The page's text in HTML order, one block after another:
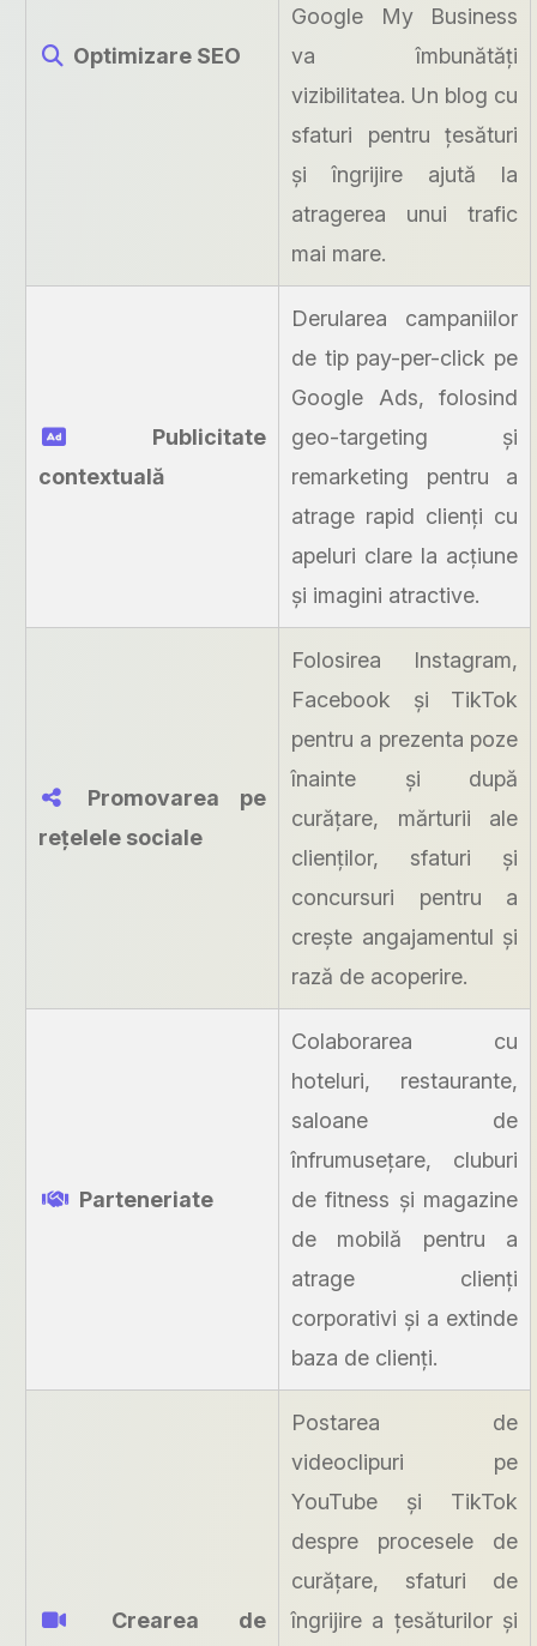
Optimizare SEO
Google My Business
va îmbunătăți
vizibilitatea. Un blog cu
sfaturi pentru țesături
și îngrijire ajută la
atragerea unui trafic
mai mare.
Publicitate
contextuală
Derularea campaniilor
de tip pay-per-click pe
Google Ads, folosind
geo-targeting și
remarketing pentru a
atrage rapid clienți cu
apeluri clare la acțiune
și imagini atractive.
Promovarea pe
rețelele sociale
Folosirea Instagram,
Facebook și TikTok
pentru a prezenta poze
înainte și după
curățare, mărturii ale
clienților, sfaturi și
concursuri pentru a
crește angajamentul și
rază de acoperire.
Parteneriate
Colaborarea cu
hoteluri, restaurante,
saloane de
înfrumusețare, cluburi
de fitness și magazine
de mobilă pentru a
atrage clienți
corporativi și a extinde
baza de clienți.
Crearea de
Postarea de
videoclipuri pe
YouTube și TikTok
despre procesele de
curățare, sfaturi de
îngrijire a țesăturilor și